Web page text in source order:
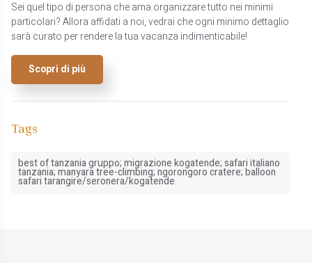
Sei quel tipo di persona che ama organizzare tutto nei minimi
particolari? Allora affidati a noi, vedrai che ogni minimo dettaglio
sarà curato per rendere la tua vacanza indimenticabile!
Scopri di più
Tags
best of tanzania gruppo; migrazione kogatende; safari italiano
tanzania; manyara tree-climbing; ngorongoro cratere; balloon
safari tarangire/seronera/kogatende